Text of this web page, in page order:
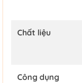
Chất liệu
Công dụng